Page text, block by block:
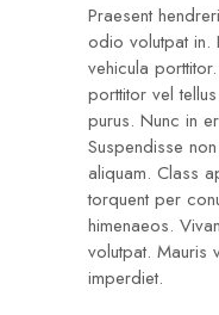
Praesent
odio volutpat in.
vehicula
porttitor vel
purus. Nunc in
Suspendisse
aliquam. Class
torquent per
himenaeos.
volutpat. Mauris
imperdiet.